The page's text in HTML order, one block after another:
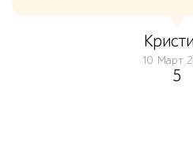
10 Март
5